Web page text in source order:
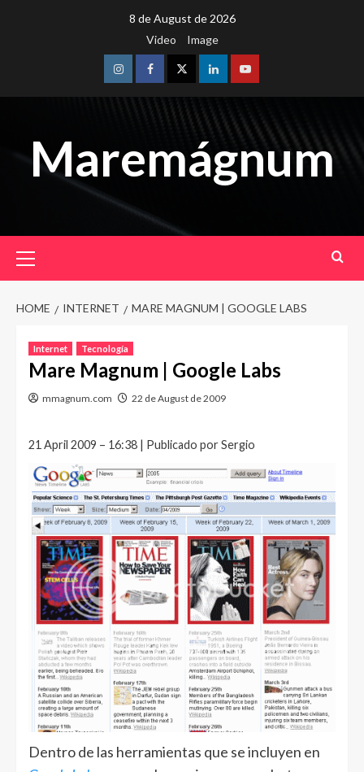
8 de August de 2026
Video
Image
InstagramFacebookTwitterLinkedinYoutube
Maremágnum
Menu
HOME INTERNET MARE MAGNUM | GOOGLE LABS
Internet Tecnología
Mare Magnum | Google Labs
mmagnum.com 22 de August de 2009
21 April 2009 – 16:38 | Publicado por Sergio
Dentro de las herramientas que se incluyen en